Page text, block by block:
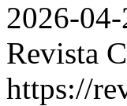
2026-
Revista
https://